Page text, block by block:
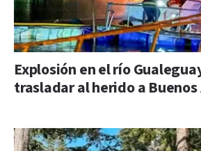
Explosión en el río
trasladar al herido a Buenos